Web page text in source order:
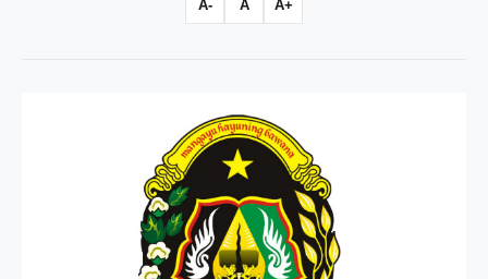
A- A A+